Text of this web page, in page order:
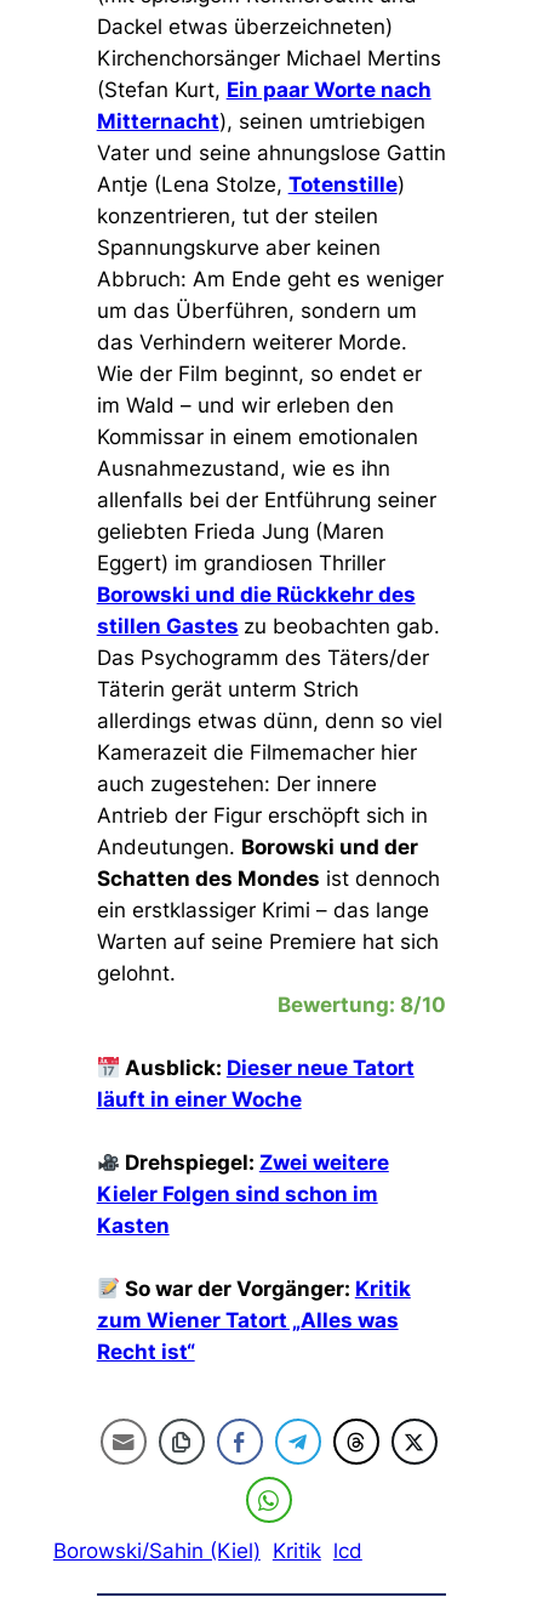
Dackel etwas überzeichneten)
Kirchenchorsänger Michael Mertins
(Stefan Kurt, Ein paar Worte nach
Mitternacht), seinen umtriebigen
Vater und seine ahnungslose Gattin
Antje (Lena Stolze, Totenstille)
konzentrieren, tut der steilen
Spannungskurve aber keinen
Abbruch: Am Ende geht es weniger
um das Überführen, sondern um
das Verhindern weiterer Morde.
Wie der Film beginnt, so endet er
im Wald – und wir erleben den
Kommissar in einem emotionalen
Ausnahmezustand, wie es ihn
allenfalls bei der Entführung seiner
geliebten Frieda Jung (Maren
Eggert) im grandiosen Thriller
Borowski und die Rückkehr des
stillen Gastes zu beobachten gab.
Das Psychogramm des Täters/der
Täterin gerät unterm Strich
allerdings etwas dünn, denn so viel
Kamerazeit die Filmemacher hier
auch zugestehen: Der innere
Antrieb der Figur erschöpft sich in
Andeutungen. Borowski und der
Schatten des Mondes ist dennoch
ein erstklassiger Krimi – das lange
Warten auf seine Premiere hat sich
gelohnt.
Bewertung: 8/10
Ausblick: Dieser neue Tatort
läuft in einer Woche
Drehspiegel: Zwei weitere
Kieler Folgen sind schon im
Kasten
So war der Vorgänger: Kritik
zum Wiener Tatort „Alles was
Recht ist“
Borowski/Sahin (Kiel) Kritik lcd